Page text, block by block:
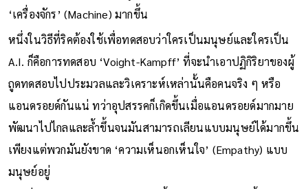
‘เครื่องจักร’ (Machine) มากขึ้น
หนึ่งในวิธีที่ริคต้องใช้เพื่อทดสอบว่าใครเป็นมนุษย์และใครเป็น
A.I. ก็คือการทดสอบ ‘Voight-Kampff’ ที่จะนำเอาปฏิกิริยาของผู้
ถูดทดสอบไปประมวลและวิเคราะห์เหล่านั้นคือคนจริง ๆ หรือ
แอนดรอยด์กันแน่ ทว่าอุปสรรคก็เกิดขึ้นเมื่อแอนดรอยด์มากมาย
พัฒนาไปไกลและล้ำขึ้นจนมันสามารถเลียนแบบมนุษย์ได้มากขึ้น
เพียงแต่พวกมันยังขาด ‘ความเห็นอกเห็นใจ’ (Empathy) แบบ
มนุษย์อยู่